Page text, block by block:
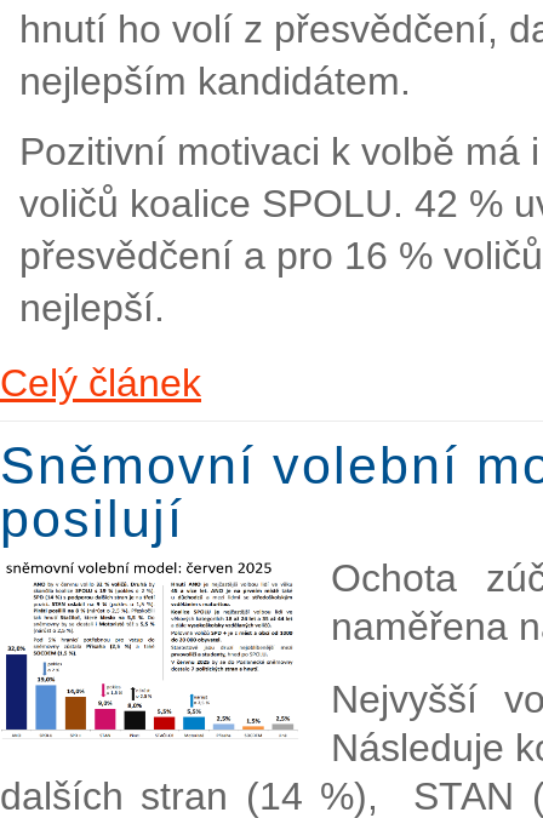
hnutí ho volí z přesvědčení,
nejlepším kandidátem.
Pozitivní motivaci k volbě má
voličů koalice SPOLU. 42 %
přesvědčení a pro 16 %
nejlepší.
Celý článek
Sněmovní volební
posilují
Ochota
naměřena
Nejvyšší
Následuje
dalších stran (14 %), STAN